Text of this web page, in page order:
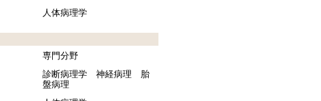
人体病理学
専門分野
診断病理学 神経病理 胎
盤病理